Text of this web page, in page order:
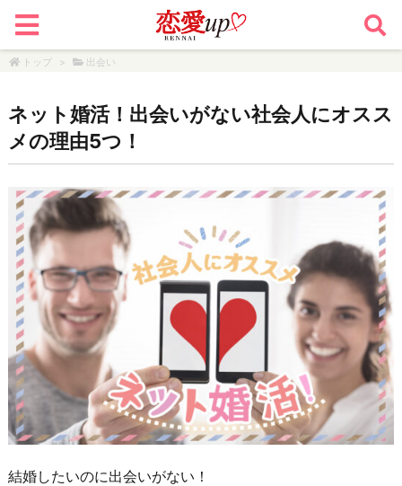
トップ > 出会い
ネット婚活！出会いがない社会人にオスス
メの理由5つ！
結婚したいのに出会いがない！